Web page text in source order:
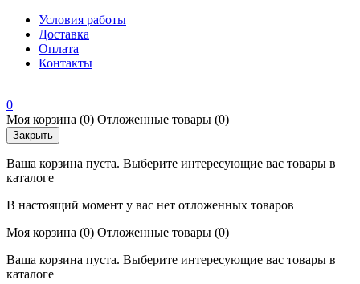
Условия работы
Доставка
Оплата
Контакты
0
Моя корзина (0) Отложенные товары (0)
Закрыть
Ваша корзина пуста. Выберите интересующие вас товары в
каталоге
В настоящий момент у вас нет отложенных товаров
Моя корзина (0) Отложенные товары (0)
Ваша корзина пуста. Выберите интересующие вас товары в
каталоге